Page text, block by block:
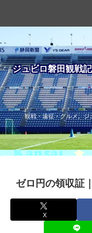
ジュビロ磐田観戦
観戦・遠征・グルメ。
ゼロ円の領収証
X